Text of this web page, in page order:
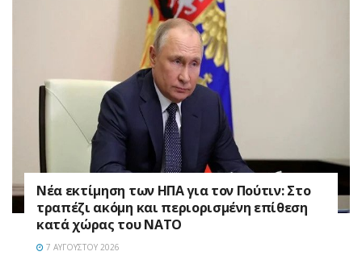
Νέα εκτίμηση των ΗΠΑ για τον Πούτιν: Στο
τραπέζι ακόμη και περιορισμένη επίθεση
κατά χώρας του ΝΑΤΟ
7 ΑΥΓΟΎΣΤΟΥ 2026